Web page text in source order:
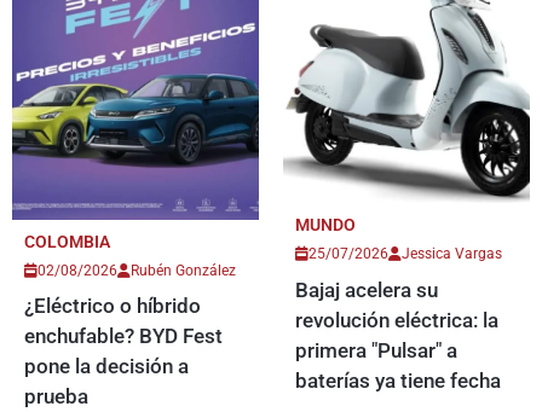
COLOMBIA
02/08/2026 Rubén González
¿Eléctrico o híbrido
enchufable? BYD Fest
pone la decisión a
prueba
MUNDO
25/07/2026 Jessica Vargas
Bajaj acelera su
revolución eléctrica: la
primera "Pulsar" a
baterías ya tiene fecha